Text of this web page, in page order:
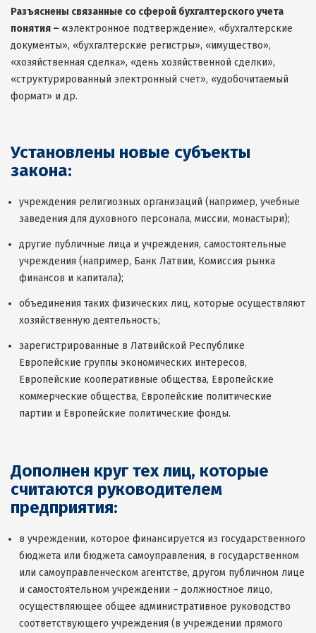
Разъяснены связанные со сферой бухгалтерского учета
понятия – «электронное подтверждение», «бухгалтерские
документы», «бухгалтерские регистры», «имущество»,
«хозяйственная сделка», «день хозяйственной сделки»,
«структурированный электронный счет», «удобочитаемый
формат» и др.
Установлены новые субъекты
закона:
учреждения религиозных организаций (например, учебные
заведения для духовного персонала, миссии, монастыри);
другие публичные лица и учреждения, самостоятельные
учреждения (например, Банк Латвии, Комиссия рынка
финансов и капитала);
объединения таких физических лиц, которые осуществляют
хозяйственную деятельность;
зарегистрированные в Латвийской Республике
Европейские группы экономических интересов,
Европейские кооперативные общества, Европейские
коммерческие общества, Европейские политические
партии и Европейские политические фонды.
Дополнен круг тех лиц, которые
считаются руководителем
предприятия:
в учреждении, которое финансируется из государственного
бюджета или бюджета самоуправления, в государственном
или самоуправленческом агентстве, другом публичном лице
и самостоятельном учреждении – должностное лицо,
осуществляющее общее административное руководство
соответствующего учреждения (в учреждении прямого